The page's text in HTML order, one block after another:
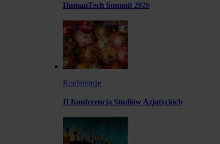
HumanTech Summit 2026
Konferencje
II Konferencja Studiów Azjatyckich